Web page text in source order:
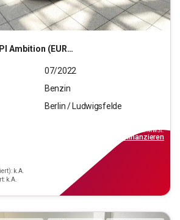
(EURO 6d)
07/2022
Benzin
Berlin / Ludwigsfelde
k.A.
k.A.
inkl.MwSt.
finanzieren